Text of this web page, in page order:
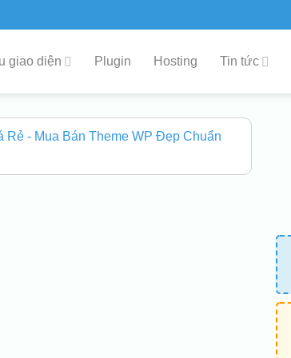
giao diện Plugin Hosting Tin tức